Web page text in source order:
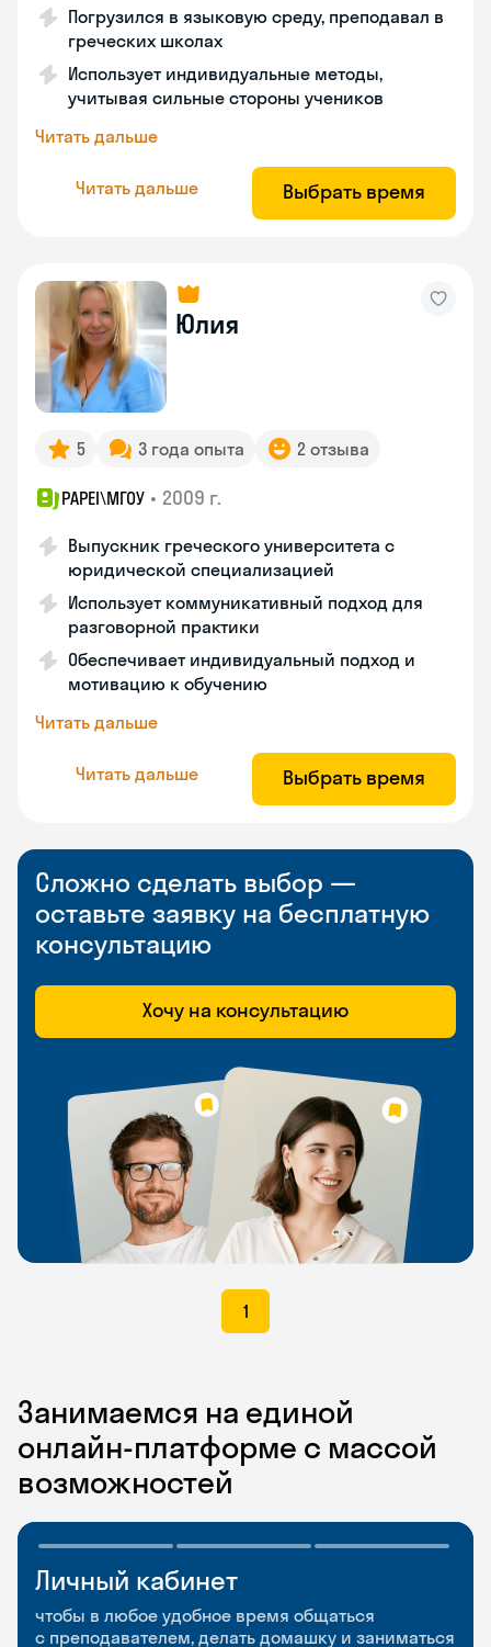
Погрузился в языковую среду, преподавал в
греческих школах
Использует индивидуальные методы,
учитывая сильные стороны учеников
Читать дальше
Читать дальше Выбрать время
Юлия
5 3 года опыта 2 отзыва
PAPEI\MГОУ • 2009 г.
Выпускник греческого университета с
юридической специализацией
Использует коммуникативный подход для
разговорной практики
Обеспечивает индивидуальный подход и
мотивацию к обучению
Читать дальше
Читать дальше Выбрать время
Сложно сделать выбор —
оставьте заявку на бесплатную
консультацию
Хочу на консультацию
1
Занимаемся на единой
онлайн-платформе с массой
возможностей
Личный кабинет
чтобы в любое удобное время общаться
с преподавателем, делать домашку и заниматься
Мобильное
приложение
Разговорные клубы
и Talks